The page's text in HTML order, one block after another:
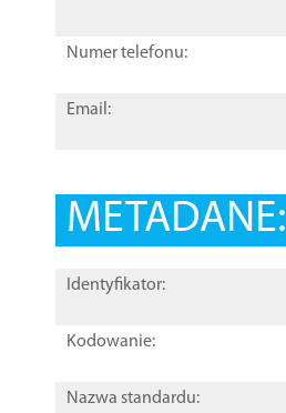
Numer telefonu:
Email:
METADANE:
Identyfikator:
Kodowanie:
Nazwa standardu: